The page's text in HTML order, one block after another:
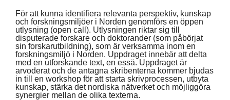
För att kunna identifiera relevanta perspektiv, kunskap
och forskningsmiljöer i Norden genomförs en öppen
utlysning (open call). Utlysningen riktar sig till
disputerade forskare och doktorander (som påbörjat
sin forskarutbildning), som är verksamma inom en
forskningsmiljö i Norden. Uppdraget innebär att delta
med en utforskande text, en essä. Uppdraget är
arvoderat och de antagna skribenterna kommer bjudas
in till en workshop för att starta skrivprocessen, utbyta
kunskap, stärka det nordiska nätverket och möjliggöra
synergier mellan de olika texterna.